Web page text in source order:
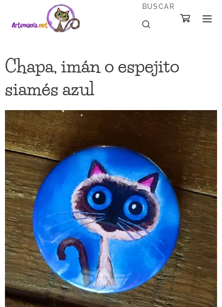
BUSCAR
Chapa, imán o espejito
siamés azul